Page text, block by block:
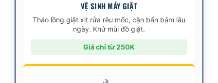
VỆ SINH MÁY GIẶT
Tháo lồng giặt xịt rửa rêu mốc, cặn bẩn bám lâu
ngày. Khử mùi đồ giặt.
Giá chỉ từ 250K